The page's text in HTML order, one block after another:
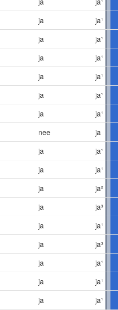
ja
ja¹
ja
ja¹
ja
ja¹
ja
ja¹
ja
ja¹
ja
ja¹
nee
ja
ja
ja¹
ja
ja¹
ja
ja²
ja
ja³
ja
ja¹
ja
ja³
ja
ja¹
ja
ja¹
ja
ja¹